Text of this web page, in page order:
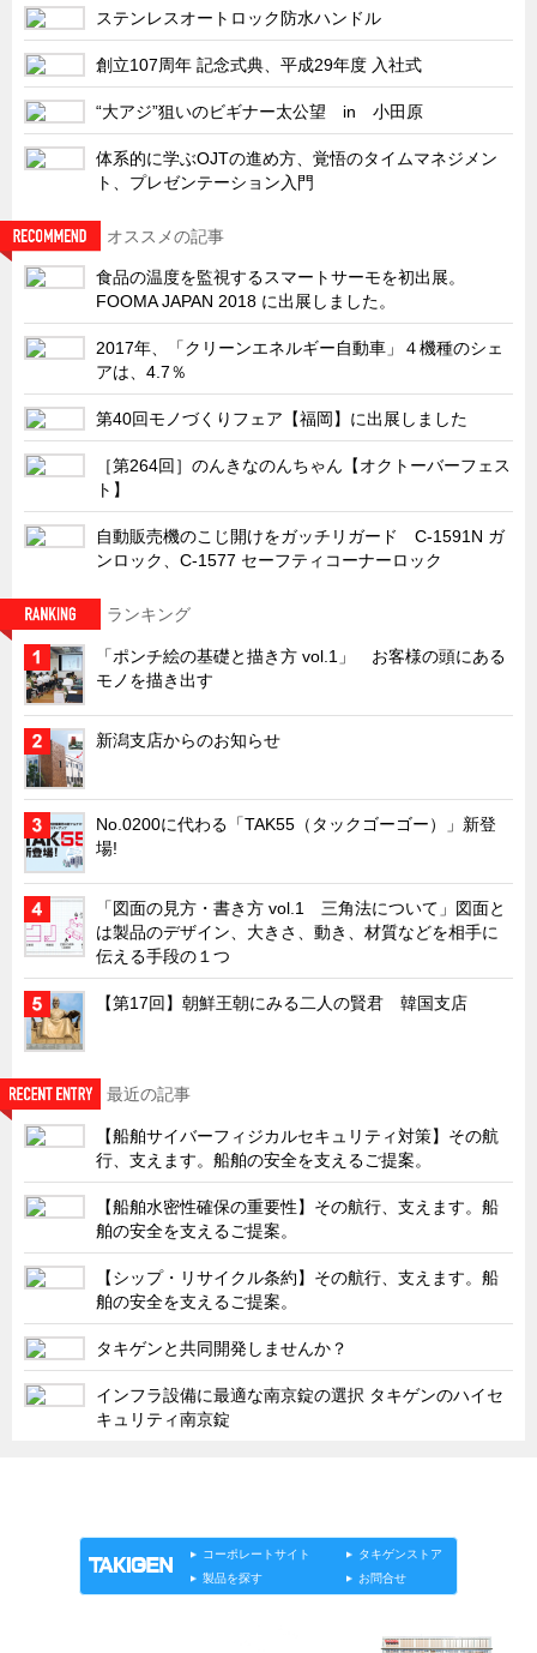
共同溝・無電柱化関連
サーバーラック・エンクロジャー
特装車・バス・トラック関連
フリーザー・フードマシナリー関連
自動販売機・自動改札機関連
CATEGORY
営業、丸ごとフカボリ
Before After
隠れた名品
旬の野菜とタキゲン製品
PICK UP NEWS
ポンチ絵の基礎と描き方
図面の見方・書き方
キャビネット工業会規格「CA300」集中講義
ズバッとお悩み解決 テクニカル Q and A
瀧源点回帰
光る技術！未来へのモノづくり
ちょっとユニークなお客様
ビジサスニュース
ECOLOGY NEWS SCRAMBLE
わが街わが支店
支店所在地（歴史探訪）
ニッポン再発見
あれこれWATCH
こんなとき、どう言うの?
４コマ漫画 のんきなのんちゃん
CATEGORY タキゲンinfo.
お知らせ
展示会情報／出展告知
展示会情報／報告レポート
工場見学
海外出張
社外セミナー
タキゲンの歴史
タキスポ
タキ旅レポ
ステンレスオートロック防水ハンドル
創立107周年 記念式典、平成29年度 入社式
“大アジ”狙いのビギナー太公望 in 小田原
体系的に学ぶOJTの進め方、覚悟のタイムマネジメン
ト、プレゼンテーション入門
オススメの記事
食品の温度を監視するスマートサーモを初出展。
FOOMA JAPAN 2018 に出展しました。
2017年、「クリーンエネルギー自動車」４機種のシェ
アは、4.7％
第40回モノづくりフェア【福岡】に出展しました
［第264回］のんきなのんちゃん【オクトーバーフェス
ト】
自動販売機のこじ開けをガッチリガード C-1591N ガ
ンロック、C-1577 セーフティコーナーロック
ランキング
「ポンチ絵の基礎と描き方 vol.1」 お客様の頭にある
モノを描き出す
新潟支店からのお知らせ
No.0200に代わる「TAK55（タックゴーゴー）」新登
場!
「図面の見方・書き方 vol.1 三角法について」図面と
は製品のデザイン、大きさ、動き、材質などを相手に
伝える手段の１つ
【第17回】朝鮮王朝にみる二人の賢君 韓国支店
最近の記事
【船舶サイバーフィジカルセキュリティ対策】その航
行、支えます。船舶の安全を支えるご提案。
【船舶水密性確保の重要性】その航行、支えます。船
舶の安全を支えるご提案。
【シップ・リサイクル条約】その航行、支えます。船
舶の安全を支えるご提案。
タキゲンと共同開発しませんか？
インフラ設備に最適な南京錠の選択 タキゲンのハイセ
キュリティ南京錠
コーポレートサイト
タキゲンストア
製品を探す
お問合せ